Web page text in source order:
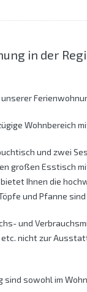
in der
Wohnbereich
und zwei
großen Esstisch
Ihnen die
und Pfanne
und
etc. nicht zur
sowohl im